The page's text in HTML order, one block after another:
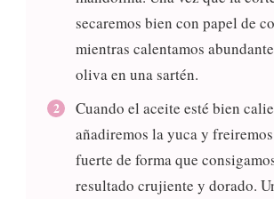
secaremos bien con papel de
mientras calentamos
oliva en una sartén.
Cuando el aceite esté bien
añadiremos la yuca y
fuerte de forma que
resultado crujiente y dorado.